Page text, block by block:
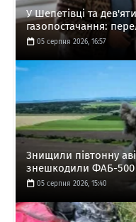
У Шепетівці та
газопостачання:
05 серпня 2026, 16:57
Знищили півтонну
знешкодили ФАБ-500
05 серпня 2026, 15:40